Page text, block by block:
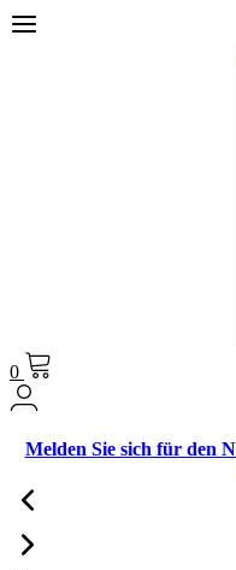
0
Melden Sie sich für den